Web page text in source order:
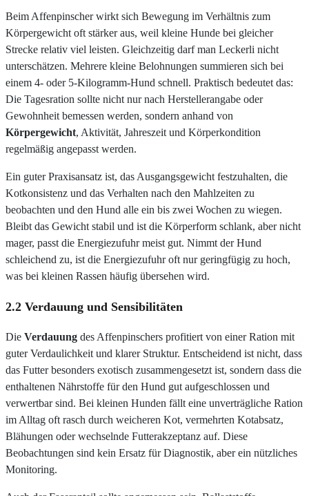
Beim Affenpinscher wirkt sich Bewegung im Verhältnis zum
Körpergewicht oft stärker aus, weil kleine Hunde bei gleicher
Strecke relativ viel leisten. Gleichzeitig darf man Leckerli nicht
unterschätzen. Mehrere kleine Belohnungen summieren sich bei
einem 4- oder 5-Kilogramm-Hund schnell. Praktisch bedeutet das:
Die Tagesration sollte nicht nur nach Herstellerangabe oder
Gewohnheit bemessen werden, sondern anhand von
Körpergewicht, Aktivität, Jahreszeit und Körperkondition
regelmäßig angepasst werden.
Ein guter Praxisansatz ist, das Ausgangsgewicht festzuhalten, die
Kotkonsistenz und das Verhalten nach den Mahlzeiten zu
beobachten und den Hund alle ein bis zwei Wochen zu wiegen.
Bleibt das Gewicht stabil und ist die Körperform schlank, aber nicht
mager, passt die Energiezufuhr meist gut. Nimmt der Hund
schleichend zu, ist die Energiezufuhr oft nur geringfügig zu hoch,
was bei kleinen Rassen häufig übersehen wird.
2.2 Verdauung und Sensibilitäten
Die Verdauung des Affenpinschers profitiert von einer Ration mit
guter Verdaulichkeit und klarer Struktur. Entscheidend ist nicht, dass
das Futter besonders exotisch zusammengesetzt ist, sondern dass die
enthaltenen Nährstoffe für den Hund gut aufgeschlossen und
verwertbar sind. Bei kleinen Hunden fällt eine unverträgliche Ration
im Alltag oft rasch durch weicheren Kot, vermehrten Kotabsatz,
Blähungen oder wechselnde Futterakzeptanz auf. Diese
Beobachtungen sind kein Ersatz für Diagnostik, aber ein nützliches
Monitoring.